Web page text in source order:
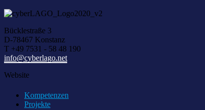
Bücklestraße 3
D-78467 Konstanz
T +49 7531 - 58 48 190
info@cyberlago.net
Website
Kompetenzen
Projekte